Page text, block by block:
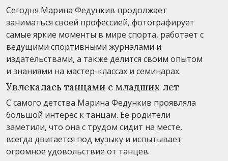
Сегодня Марина Федункив продолжает
заниматься своей профессией, фотографирует
самые яркие моменты в мире спорта, работает с
ведущими спортивными журналами и
издательствами, а также делится своим опытом
и знаниями на мастер-классах и семинарах.
Увлекалась танцами с младших лет
С самого детства Марина Федункив проявляла
большой интерес к танцам. Ее родители
заметили, что она с трудом сидит на месте,
всегда двигается под музыку и испытывает
огромное удовольствие от танцев.